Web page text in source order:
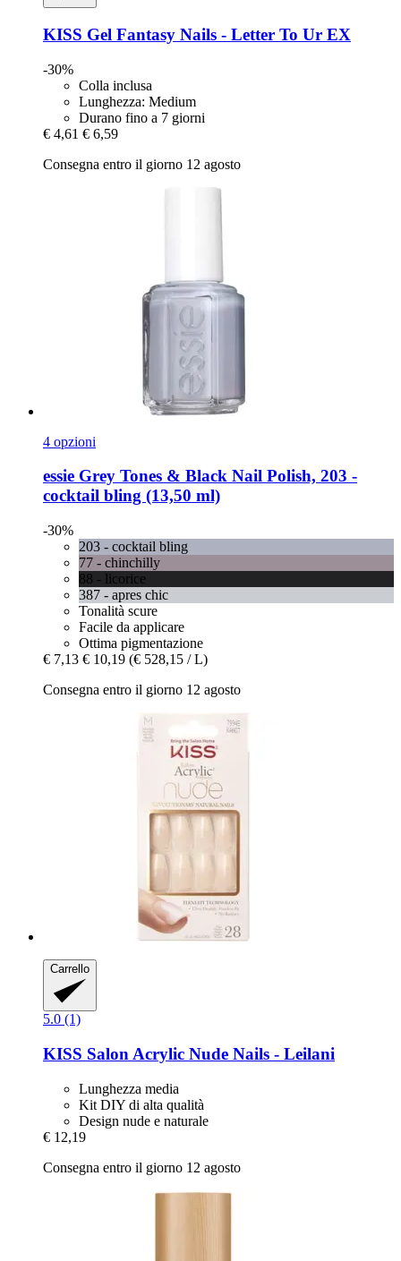
KISS Gel Fantasy Nails -​ Letter To Ur EX
-30%
Colla inclusa
Lunghezza: Medium
Durano fino a 7 giorni
€ 4,61 € 6,59
Consegna entro il giorno 12 agosto
4 opzioni
essie Grey Tones & Black Nail Polish, 203 -​
cocktail bling (13,50 ml)
-30%
203 - cocktail bling
77 - chinchilly
88 - licorice
387 - apres chic
Tonalità scure
Facile da applicare
Ottima pigmentazione
€ 7,13 € 10,19 (€ 528,15 / L)
Consegna entro il giorno 12 agosto
Carrello
5.0 (1)
KISS Salon Acrylic Nude Nails -​ Leilani
Lunghezza media
Kit DIY di alta qualità
Design nude e naturale
€ 12,19
Consegna entro il giorno 12 agosto